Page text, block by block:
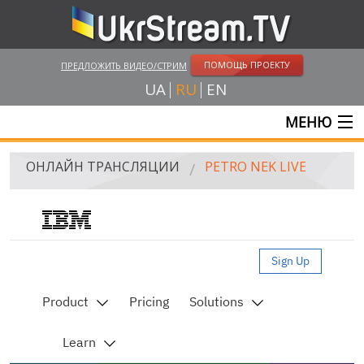
ПРЕДЛОЖИТЬ ВИДЕО/СТРИМ ПОМОЩЬ ПРОЕКТУ
UA RU EN
МЕНЮ
ГЛАВНАЯ
UKRSTREAM.TV
ОНЛАЙН ТРАНСЛЯЦИИ PETRO NEK LIVE